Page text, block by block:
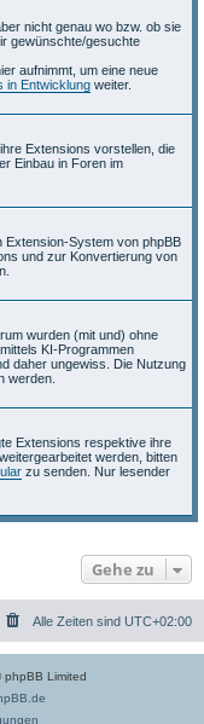
nicht genau wo bzw. ob sie
gewünschte/gesuchte
aufnimmt, um eine neue
in Entwicklung weiter.
Extensions vorstellen, die
Einbau in Foren im
Extension-System von phpBB
und zur Konvertierung von
wurden (mit und) ohne
KI-Programmen
daher ungewiss. Die Nutzung
werden.
Extensions respektive ihre
werden, bitten
zu senden. Nur lesender
Gehe zu
Alle Zeiten sind UTC+02:00
Limited